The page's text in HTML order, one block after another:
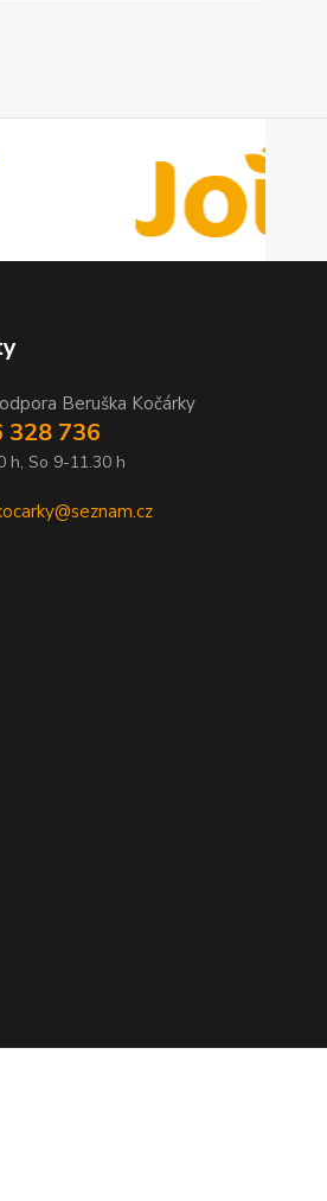
Beruška Kočárky
328 736
h, So 9-11.30 h